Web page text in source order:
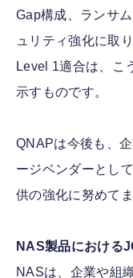
Gap構成、ランサ
ュリティ強化に取
Level 1適合は、こ
示すものです。
QNAPは今後も、
ージベンダーとし
供の強化に努めてま
NAS製品における
NASは、企業や組